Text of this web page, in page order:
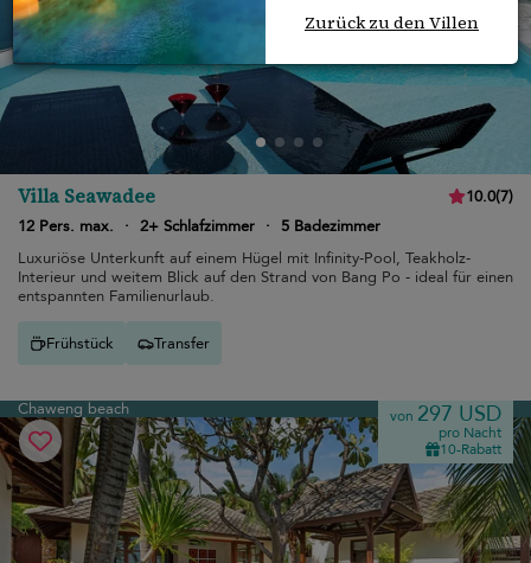
Villa Seawadee 10.0(7)
12 Pers. max.
· 2+ Schlafzimmer ·
5 Badezimmer
Luxuriöse Unterkunft auf einem Hügel mit Infinity-Pool, Teakholz-
Interieur und weitem Blick auf den Strand von Bang Po - ideal für einen
entspannten Familienurlaub.
Frühstück Transfer
Chaweng beach von 297 USD
pro Nacht
10-Rabatt
Zurück zu den Villen